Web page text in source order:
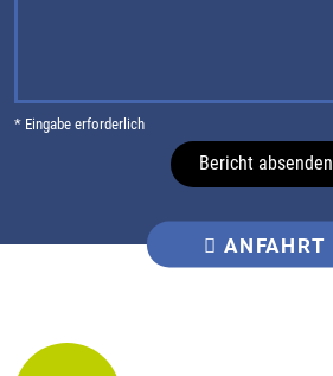
* Eingabe erforderlich
Bericht absenden
ANFAHRT